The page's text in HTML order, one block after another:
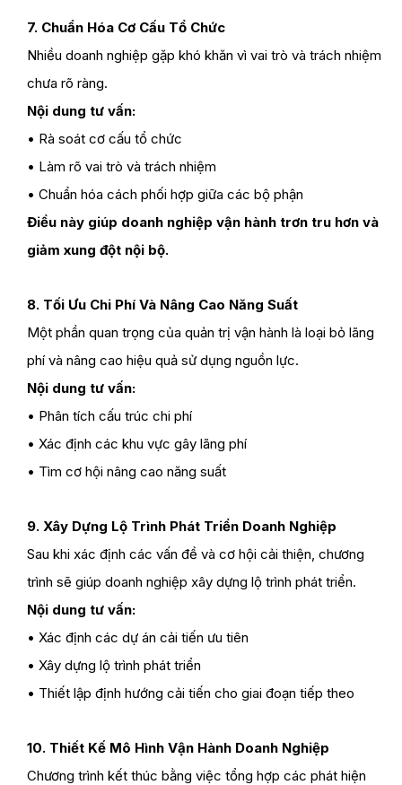
7. Chuẩn Hóa Cơ Cấu Tổ Chức
Nhiều doanh nghiệp gặp khó khăn vì vai trò và trách nhiệm
chưa rõ ràng.
Nội dung tư vấn:
• Rà soát cơ cấu tổ chức
• Làm rõ vai trò và trách nhiệm
• Chuẩn hóa cách phối hợp giữa các bộ phận
Điều này giúp doanh nghiệp vận hành trơn tru hơn và
giảm xung đột nội bộ.
8. Tối Ưu Chi Phí Và Nâng Cao Năng Suất
Một phần quan trọng của quản trị vận hành là loại bỏ lãng
phí và nâng cao hiệu quả sử dụng nguồn lực.
Nội dung tư vấn:
• Phân tích cấu trúc chi phí
• Xác định các khu vực gây lãng phí
• Tìm cơ hội nâng cao năng suất
9. Xây Dựng Lộ Trình Phát Triển Doanh Nghiệp
Sau khi xác định các vấn đề và cơ hội cải thiện, chương
trình sẽ giúp doanh nghiệp xây dựng lộ trình phát triển.
Nội dung tư vấn:
• Xác định các dự án cải tiến ưu tiên
• Xây dựng lộ trình phát triển
• Thiết lập định hướng cải tiến cho giai đoạn tiếp theo
10. Thiết Kế Mô Hình Vận Hành Doanh Nghiệp
Chương trình kết thúc bằng việc tổng hợp các phát hiện